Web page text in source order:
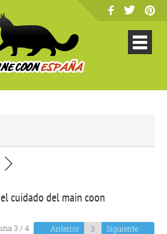
cuidado del main coon
3 / 4 Anterior Siguiente